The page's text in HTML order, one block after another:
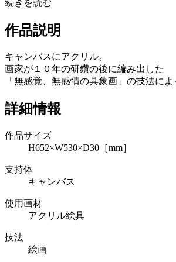
続きを読む
作品説明
キャンバスにアクリル。
画家が１０年の研鑽の後に編み出した
「無感覚、無感情の具象画」の技法に
詳細情報
作品サイズ
H652×W530×D30［mm］
支持体
キャンバス
使用画材
アクリル絵具
技法
絵画